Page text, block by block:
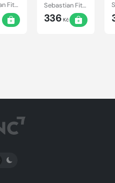
Sebastian Fitzek Sebastian Fitzek
336 Kč
PŘEPNOUT SVĚTLÝ/TMAVÝ REŽIM